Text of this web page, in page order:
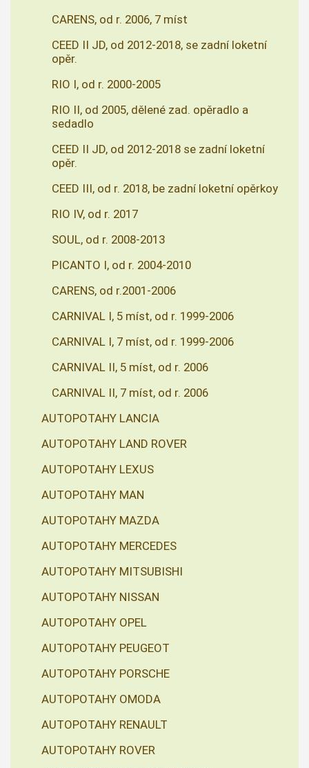
CARENS, od r. 2006, 7 míst
CEED II JD, od 2012-2018, se zadní loketní
opěr.
RIO I, od r. 2000-2005
RIO II, od 2005, dělené zad. opěradlo a
sedadlo
CEED II JD, od 2012-2018 se zadní loketní
opěr.
CEED III, od r. 2018, be zadní loketní opěrkoy
RIO IV, od r. 2017
SOUL, od r. 2008-2013
PICANTO I, od r. 2004-2010
CARENS, od r.2001-2006
CARNIVAL I, 5 míst, od r. 1999-2006
CARNIVAL I, 7 míst, od r. 1999-2006
CARNIVAL II, 5 míst, od r. 2006
CARNIVAL II, 7 míst, od r. 2006
AUTOPOTAHY LANCIA
AUTOPOTAHY LAND ROVER
AUTOPOTAHY LEXUS
AUTOPOTAHY MAN
AUTOPOTAHY MAZDA
AUTOPOTAHY MERCEDES
AUTOPOTAHY MITSUBISHI
AUTOPOTAHY NISSAN
AUTOPOTAHY OPEL
AUTOPOTAHY PEUGEOT
AUTOPOTAHY PORSCHE
AUTOPOTAHY OMODA
AUTOPOTAHY RENAULT
AUTOPOTAHY ROVER